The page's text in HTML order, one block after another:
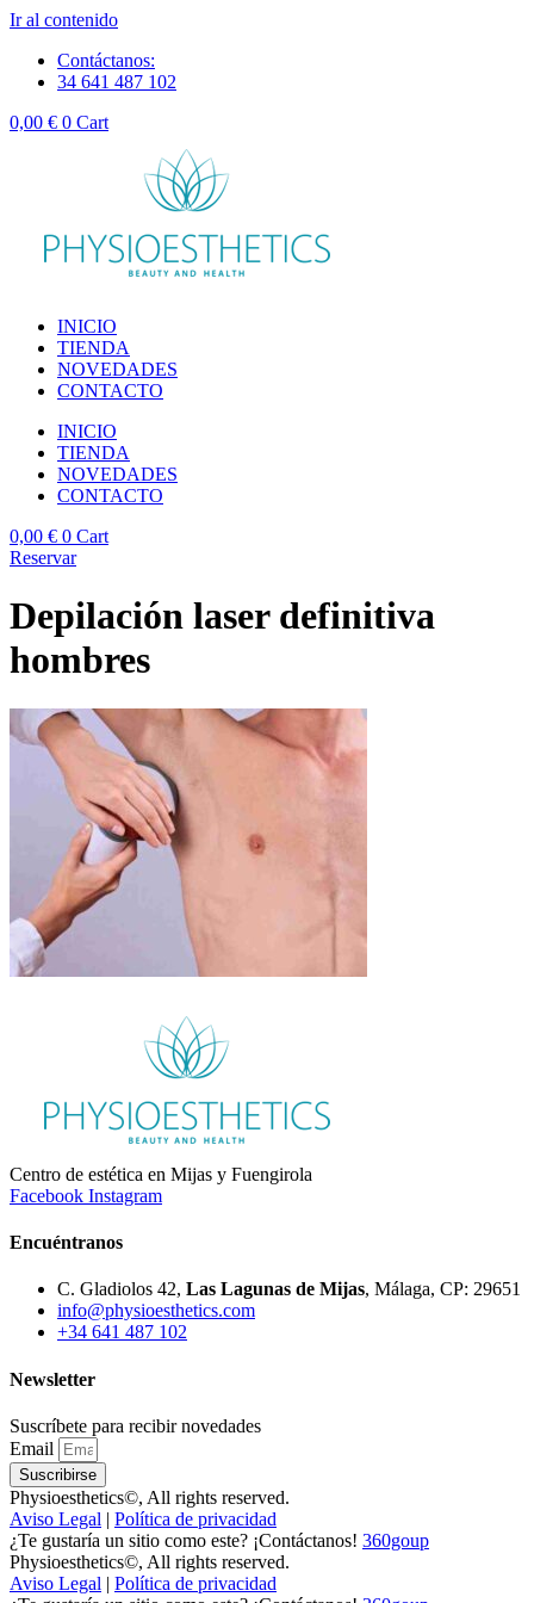
Ir al contenido
Contáctanos:
34 641 487 102
0,00 € 0 Cart
INICIO
TIENDA
NOVEDADES
CONTACTO
INICIO
TIENDA
NOVEDADES
CONTACTO
0,00 € 0 Cart
Reservar
Depilación laser definitiva
hombres
Centro de estética en Mijas y Fuengirola
Facebook Instagram
Encuéntranos
C. Gladiolos 42, Las Lagunas de Mijas, Málaga, CP: 29651
info@physioesthetics.com
+34 641 487 102
Newsletter
Suscríbete para recibir novedades
Email
Suscribirse
Physioesthetics©, All rights reserved.
Aviso Legal | Política de privacidad
¿Te gustaría un sitio como este? ¡Contáctanos! 360goup
Physioesthetics©, All rights reserved.
Aviso Legal | Política de privacidad